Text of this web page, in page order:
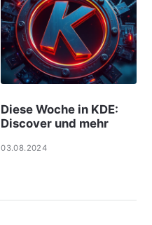
Diese Woche in KDE:
Discover und mehr
03.08.2024